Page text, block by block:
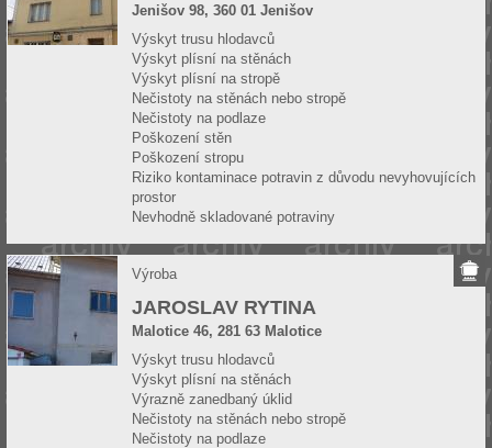
Jenišov 98, 360 01 Jenišov
Výskyt trusu hlodavců
Výskyt plísní na stěnách
Výskyt plísní na stropě
Nečistoty na stěnách nebo stropě
Nečistoty na podlaze
Poškození stěn
Poškození stropu
Riziko kontaminace potravin z důvodu nevyhovujících
prostor
Nevhodně skladované potraviny
Výroba
JAROSLAV RYTINA
Malotice 46, 281 63 Malotice
Výskyt trusu hlodavců
Výskyt plísní na stěnách
Výrazně zanedbaný úklid
Nečistoty na stěnách nebo stropě
Nečistoty na podlaze